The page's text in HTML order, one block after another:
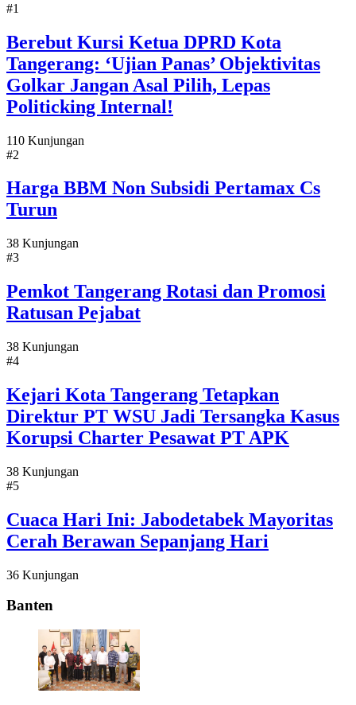
#1
Berebut Kursi Ketua DPRD Kota
Tangerang: ‘Ujian Panas’ Objektivitas
Golkar Jangan Asal Pilih, Lepas
Politicking Internal!
110 Kunjungan
#2
Harga BBM Non Subsidi Pertamax Cs
Turun
38 Kunjungan
#3
Pemkot Tangerang Rotasi dan Promosi
Ratusan Pejabat
38 Kunjungan
#4
Kejari Kota Tangerang Tetapkan
Direktur PT WSU Jadi Tersangka Kasus
Korupsi Charter Pesawat PT APK
38 Kunjungan
#5
Cuaca Hari Ini: Jabodetabek Mayoritas
Cerah Berawan Sepanjang Hari
36 Kunjungan
Banten